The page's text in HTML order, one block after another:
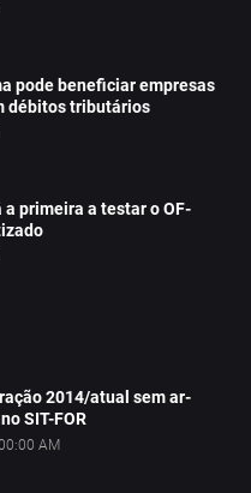
pode beneficiar empresas
débitos tributários
a primeira a testar o OF-
2014/atual sem ar-
SIT-FOR
AM